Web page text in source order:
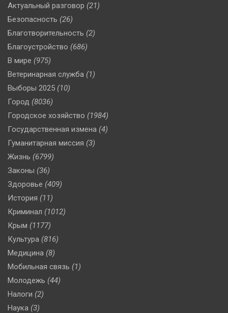
Актуальный разговор (21)
Безопасность (26)
Благотворительность (2)
Благоустройство (686)
В мире (975)
Ветеринарная служба (1)
Выборы 2025 (10)
Город (8036)
Городское хозяйство (1984)
Государственная измена (4)
Гуманитарная миссия (3)
Жизнь (6799)
Законы (36)
Здоровье (409)
История (11)
Криминал (1012)
Крым (1177)
Культура (816)
Медицина (8)
Мобильная связь (1)
Молодежь (44)
Налоги (2)
Наука (3)